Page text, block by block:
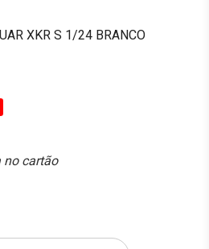
XKR S 1/24 BRANCO
cartão